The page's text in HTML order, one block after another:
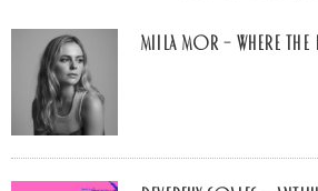
Miila Mor – Where The